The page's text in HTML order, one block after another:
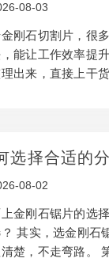
质材料，选软胎
08-03
刚石切割片，很
能让工作效率提
理出来，直接上干
配方，效率高；用
参数。尺寸、孔
结金刚石切割片
选择合适的
08-02
金刚石锯片的选
其实，选金刚石
楚，不走弯路。